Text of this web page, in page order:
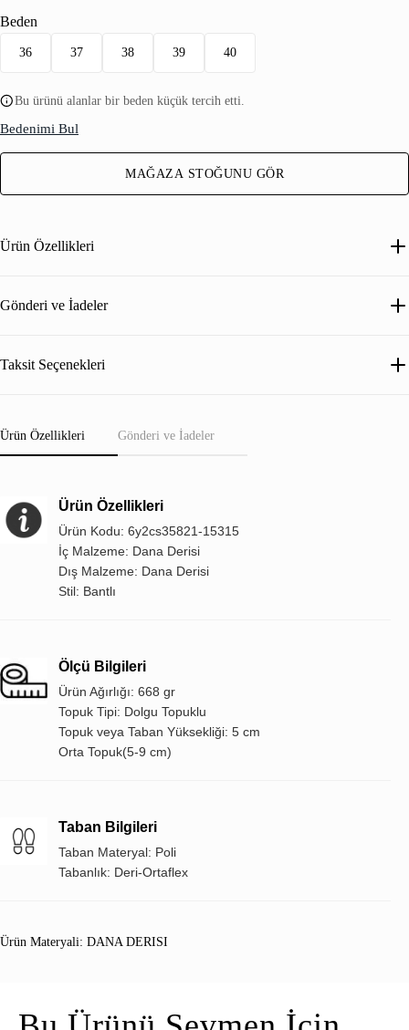
Beden
36 37 38 39 40
Bu ürünü alanlar bir beden küçük tercih etti.
Bedenimi Bul
MAĞAZA STOĞUNU GÖR
Ürün Özellikleri
Gönderi ve İadeler
Taksit Seçenekleri
Ürün Özellikleri Gönderi ve İadeler
Ürün Özellikleri
Ürün Kodu: 6y2cs35821-15315
İç Malzeme: Dana Derisi
Dış Malzeme: Dana Derisi
Stil: Bantlı
Ölçü Bilgileri
Ürün Ağırlığı: 668 gr
Topuk Tipi: Dolgu Topuklu
Topuk veya Taban Yüksekliği: 5 cm
Orta Topuk(5-9 cm)
Taban Bilgileri
Taban Materyal: Poli
Tabanlık: Deri-Ortaflex
Ürün Materyali: DANA DERISI